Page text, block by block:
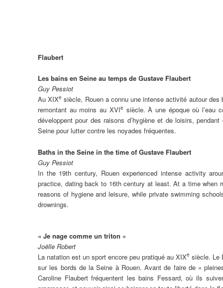
Flaubert
Les bains en Seine au temps de Gustave Flaubert
Guy Pessiot
Au XIXe siècle, Rouen a connu une intense activité autour
remontant au moins au XVIe siècle. À une époque où l’eau
développent pour des raisons d’hygiène et de loisirs,
Seine pour lutter contre les noyades fréquentes.
Baths in the Seine in the time of Gustave Flaubert
Guy Pessiot
In the 19th century, Rouen experienced intense activity
practice, dating back to 16th century at least. At a time when
reasons of hygiene and leisure, while private swimming
drownings.
« Je nage comme un triton »
Joëlle Robert
La natation est un sport encore peu pratiqué au XIXe siècle. Le
sur les bords de la Seine à Rouen. Avant de faire de «
Caroline Flaubert fréquentent les bains Fessard, où ils